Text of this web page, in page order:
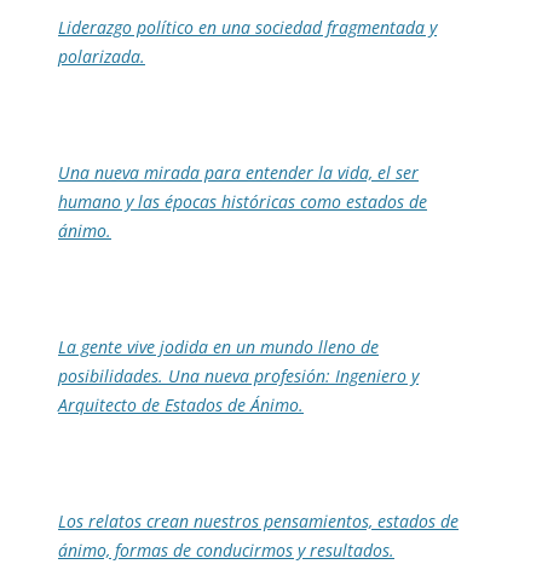
Liderazgo político en una sociedad fragmentada y
polarizada.
Una nueva mirada para entender la vida, el ser
humano y las épocas históricas como estados de
ánimo.
La gente vive jodida en un mundo lleno de
posibilidades. Una nueva profesión: Ingeniero y
Arquitecto de Estados de Ánimo.
Los relatos crean nuestros pensamientos, estados de
ánimo, formas de conducirmos y resultados.